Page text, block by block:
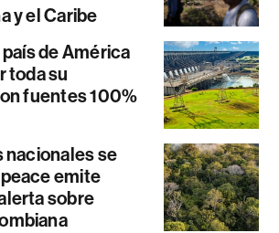
y el Caribe
de América
toda su
fuentes 100%
nacionales se
emite
sobre